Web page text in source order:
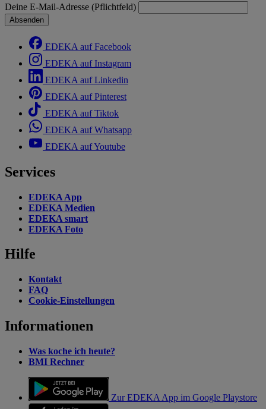
Deine E-Mail-Adresse (Pflichtfeld)
Absenden
EDEKA auf Facebook
EDEKA auf Instagram
EDEKA auf Linkedin
EDEKA auf Pinterest
EDEKA auf Tiktok
EDEKA auf Whatsapp
EDEKA auf Youtube
Services
EDEKA App
EDEKA Medien
EDEKA smart
EDEKA Foto
Hilfe
Kontakt
FAQ
Cookie-Einstellungen
Informationen
Was koche ich heute?
BMI Rechner
Zur EDEKA App im Google Playstore